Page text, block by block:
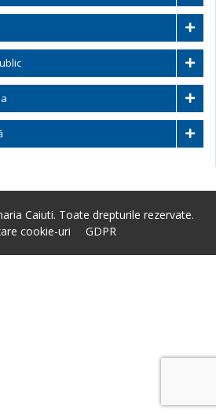
Caiuti. Toate drepturile rezervate.
cookie-uri
GDPR